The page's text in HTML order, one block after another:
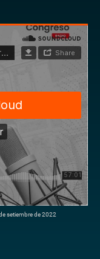
setiembre de 2022